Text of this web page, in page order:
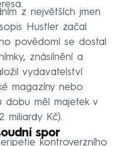
z největších jmen
Hustler začal
povědomí se dostal
znásilnění a
vydavatelství
magazíny nebo
dobu měl majetek v
miliardy Kč).
spor
kontroverzního